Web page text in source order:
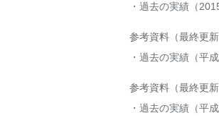
過去の実績（
参考資料（最終更
過去の実績（平
参考資料（最終更
過去の実績（平